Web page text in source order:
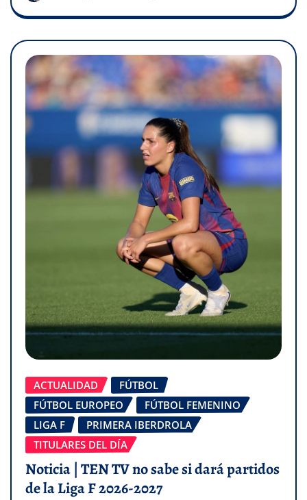
ACTUALIDAD
FÚTBOL
FÚTBOL EUROPEO
FÚTBOL FEMENINO
LIGA F
PRIMERA IBERDROLA
TITULARES DEL DÍA
Noticia | TEN TV no sabe si dará partidos
de la Liga F 2026-2027